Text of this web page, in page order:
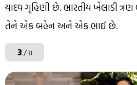
યાદવ ગૃહિણી છે. ભારતીય ખેલાડી
તેને એક બહેન અને એક ભાઈ છે.
3/ 8